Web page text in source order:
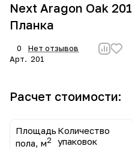
Next Aragon Oak 201
Планка
0
Нет отзывов
Арт. 201
Расчет стоимости:
Площадь
пола, м2
Количество
упаковок